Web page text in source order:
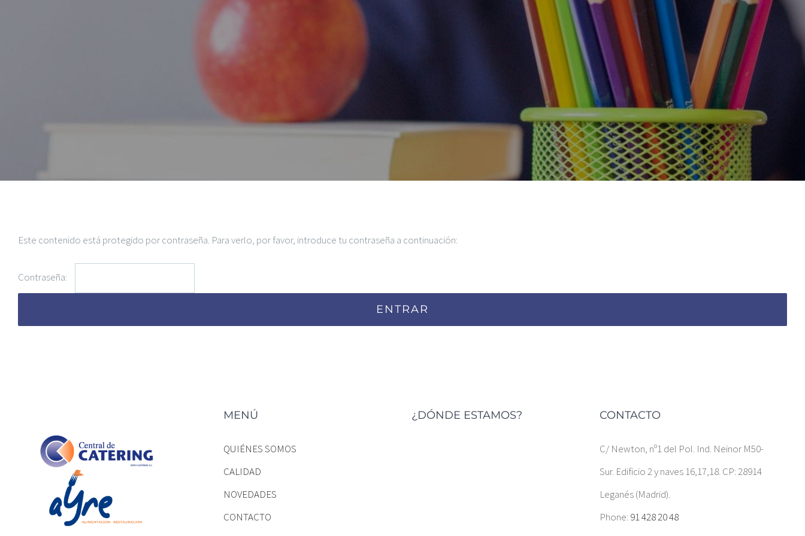
Este contenido está protegido por contraseña. Para verlo, por favor, introduce tu contraseña a continuación:
Contraseña:
MENÚ
QUIÉNES SOMOS
CALIDAD
NOVEDADES
CONTACTO
¿DÓNDE ESTAMOS? CONTACTO
C/ Newton, nº1 del Pol. Ind. Neinor M50-
Sur. Edificio 2 y naves 16,17,18. CP: 28914
Leganés (Madrid).
Phone: 91 428 20 48